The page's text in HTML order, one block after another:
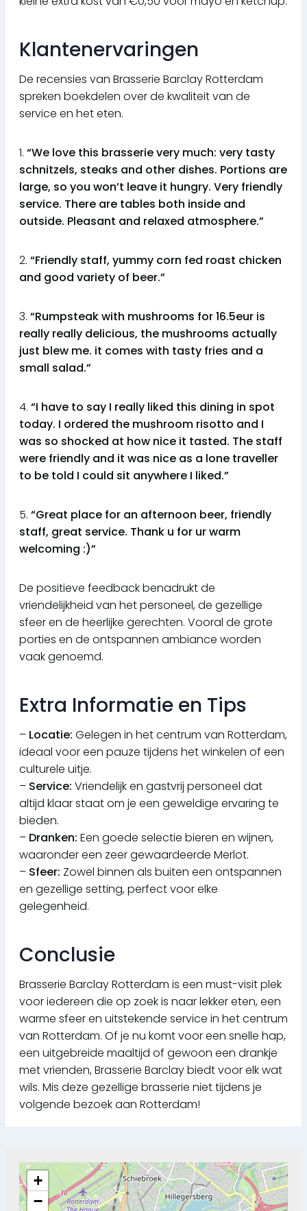
Klantenervaringen
De recensies van Brasserie Barclay Rotterdam
spreken boekdelen over de kwaliteit van de
service en het eten.
1. “We love this brasserie very much: very tasty
schnitzels, steaks and other dishes. Portions are
large, so you won’t leave it hungry. Very friendly
service. There are tables both inside and
outside. Pleasant and relaxed atmosphere.”
2. “Friendly staff, yummy corn fed roast chicken
and good variety of beer.”
3. “Rumpsteak with mushrooms for 16.5eur is
really really delicious, the mushrooms actually
just blew me. it comes with tasty fries and a
small salad.”
4. “I have to say I really liked this dining in spot
today. I ordered the mushroom risotto and I
was so shocked at how nice it tasted. The staff
were friendly and it was nice as a lone traveller
to be told I could sit anywhere I liked.”
5. “Great place for an afternoon beer, friendly
staff, great service. Thank u for ur warm
welcoming :)”
De positieve feedback benadrukt de
vriendelijkheid van het personeel, de gezellige
sfeer en de heerlijke gerechten. Vooral de grote
porties en de ontspannen ambiance worden
vaak genoemd.
Extra Informatie en Tips
– Locatie: Gelegen in het centrum van Rotterdam,
ideaal voor een pauze tijdens het winkelen of een
culturele uitje.
– Service: Vriendelijk en gastvrij personeel dat
altijd klaar staat om je een geweldige ervaring te
bieden.
– Dranken: Een goede selectie bieren en wijnen,
waaronder een zeer gewaardeerde Merlot.
– Sfeer: Zowel binnen als buiten een ontspannen
en gezellige setting, perfect voor elke
gelegenheid.
Conclusie
Brasserie Barclay Rotterdam is een must-visit plek
voor iedereen die op zoek is naar lekker eten, een
warme sfeer en uitstekende service in het centrum
van Rotterdam. Of je nu komt voor een snelle hap,
een uitgebreide maaltijd of gewoon een drankje
met vrienden, Brasserie Barclay biedt voor elk wat
wils. Mis deze gezellige brasserie niet tijdens je
volgende bezoek aan Rotterdam!
+
−